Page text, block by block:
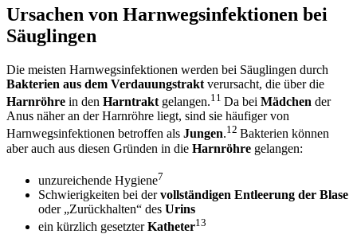
Ursachen von Harnwegsinfektionen bei
Säuglingen
Die meisten Harnwegsinfektionen werden bei Säuglingen durch
Bakterien aus dem Verdauungstrakt verursacht, die über die
Harnröhre in den Harntrakt gelangen.11 Da bei Mädchen der
Anus näher an der Harnröhre liegt, sind sie häufiger von
Harnwegsinfektionen betroffen als Jungen.12 Bakterien können
aber auch aus diesen Gründen in die Harnröhre gelangen:
unzureichende Hygiene7
Schwierigkeiten bei dervollständigen Entleerung der Blase
oder „Zurückhalten“ des Urins
ein kürzlich gesetzterKatheter13